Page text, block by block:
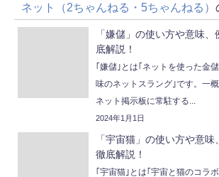
ネット（2ちゃんねる・5ちゃんねる）
「嫌儲」の使い方や意味
底解説！
｢嫌儲｣とは｢ネットを使った金
味のネットスラング｣です。一
ネット掲示板に常駐する...
2024年1月1日
「宇宙猫」の使い方や意
徹底解説！
｢宇宙猫｣とは｢宇宙と猫のコラ